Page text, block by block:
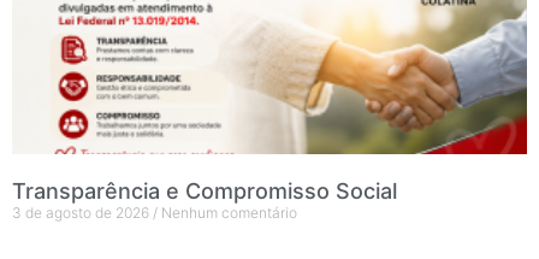
Transparência e Compromisso Social
3 de agosto de 2026 Nenhum comentário